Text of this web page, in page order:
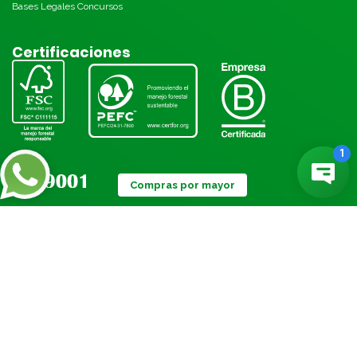
Bases Legales Concursos
Certificaciones
Compras por mayor